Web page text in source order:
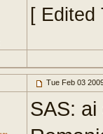
[ Edited
Tue Feb 03
SAS: